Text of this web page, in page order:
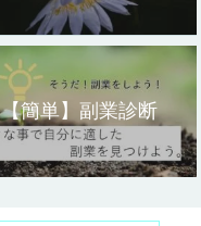
【簡単】副業診断